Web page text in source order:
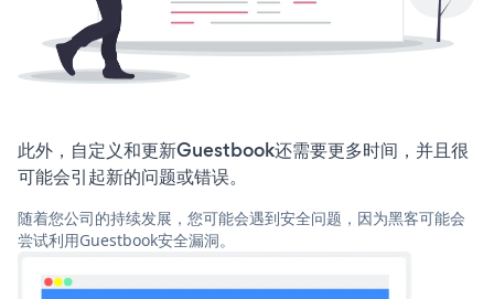
此外，自定义和更新Guestbook还需要更多时间，并且很
可能会引起新的问题或错误。
随着您公司的持续发展，您可能会遇到安全问题，因为黑客可能会
尝试利用Guestbook安全漏洞。